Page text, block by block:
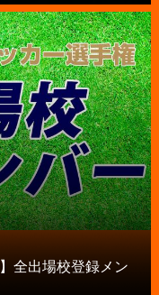
全出場校登録メン